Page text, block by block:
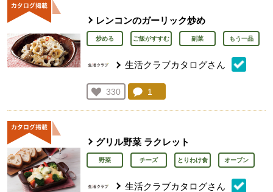
レンコンのガーリック炒め
炒める ご飯がすすむ 副菜 もう一品
生活クラブカタログさん
お気に入り登録：
330
人が登録
コメント：
1
グリル野菜 ラクレット
野菜 チーズ とりわけ食 オーブン
生活クラブカタログさん